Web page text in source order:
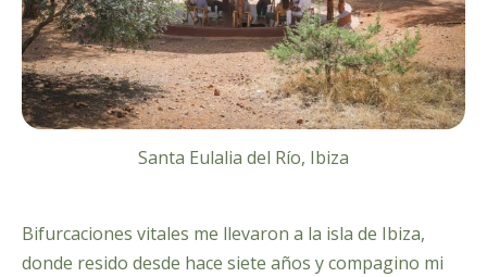
Santa Eulalia del Río, Ibiza
Bifurcaciones vitales me llevaron a la isla de Ibiza,
donde resido desde hace siete años y compagino mi